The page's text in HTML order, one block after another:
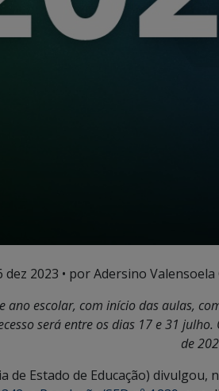
dez 2023 • por Adersino Valensoela
ano escolar, com início das aulas,
será entre os dias 17 e 31
de
de Estado de Educação)